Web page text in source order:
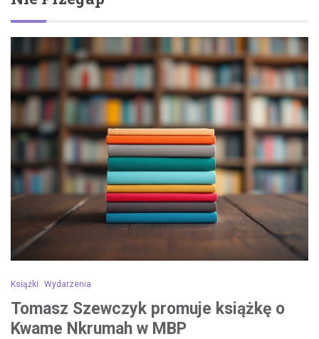
Książki Wydarzenia
Tomasz Szewczyk promuje książkę o
Kwame Nkrumah w MBP